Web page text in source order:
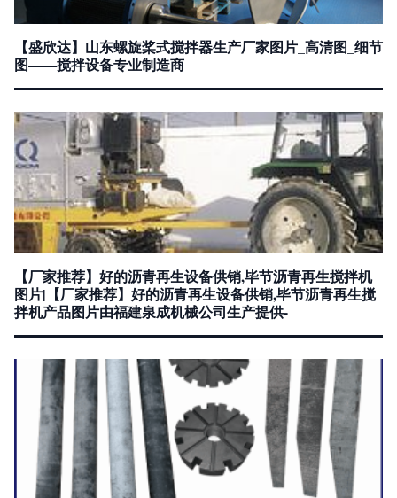
【盛欣达】山东螺旋桨式搅拌器生产厂家图片_高清图_细节
图——搅拌设备专业制造商
【厂家推荐】好的沥青再生设备供销,毕节沥青再生搅拌机
图片|【厂家推荐】好的沥青再生设备供销,毕节沥青再生搅
拌机产品图片由福建泉成机械公司生产提供-